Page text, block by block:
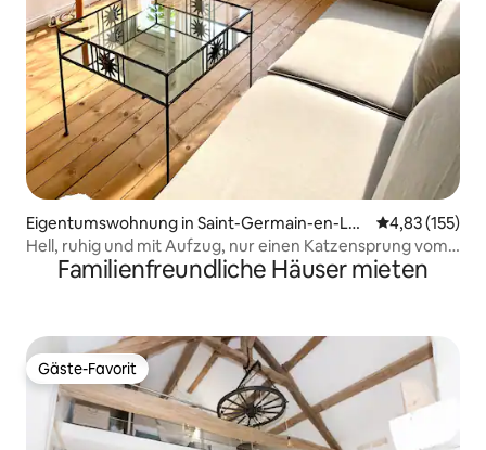
Eigentumswohnung in Saint-Germain-en-Lay
e
4,83 (155)
Hell, ruhig und mit Aufzug, nur einen Katzensprung vom
RER entfernt
Familienfreundliche Häuser mieten
Gäste-Favorit
Gäste-Favorit